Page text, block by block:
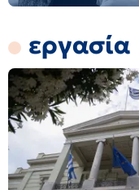
εργασία